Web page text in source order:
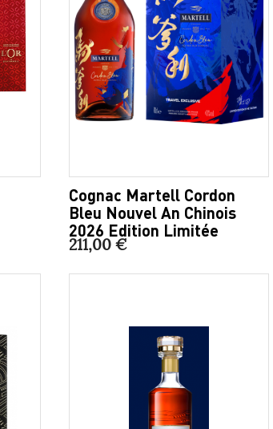
Cognac Martell Cordon
Bleu Nouvel An Chinois
2026 Edition Limitée
211,00 €